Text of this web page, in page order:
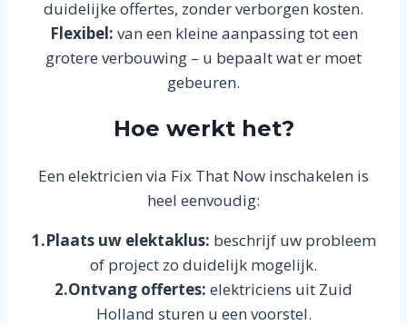
duidelijke offertes, zonder verborgen kosten.
Flexibel: van een kleine aanpassing tot een
grotere verbouwing – u bepaalt wat er moet
gebeuren.
Hoe werkt het?
Een elektricien via Fix That Now inschakelen is
heel eenvoudig:
1.Plaats uw elektaklus: beschrijf uw probleem
of project zo duidelijk mogelijk.
2.Ontvang offertes: elektriciens uit Zuid
Holland sturen u een voorstel.